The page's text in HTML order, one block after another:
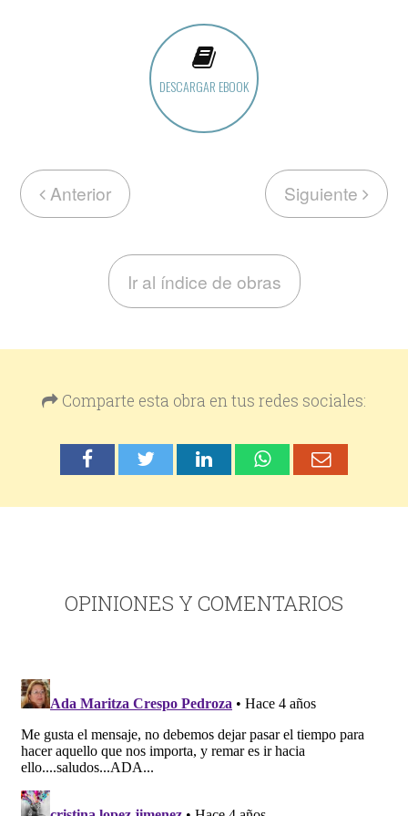
DESCARGAR EBOOK
Anterior Siguiente
Ir al índice de obras
Comparte esta obra en tus redes sociales:
OPINIONES Y COMENTARIOS